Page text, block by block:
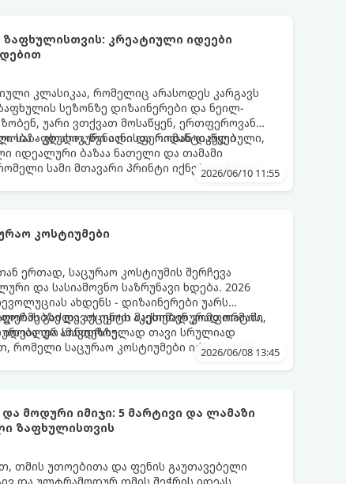
კრეატიული იდეები
კლასიკაა, რომელიც არასოდეს კარგავს
სეზონზე დიზაინერები და ნეილ-
უარი ვთქვათ მოსაწყენ, ერთფეროვან
საზაფხულო, წვნიანი და რომანტიკული
- კლასიკური ალისფერიდან დაწყებული,
იდეალური ბაზაა ნათელი და თამამი
სამი მთავარი პრინტი იქნება ივნისის
2026/06/10 11:55
კოსტიუმები
ერთად, საცურაო კოსტიუმის შერჩევა
და სასიამოვნო საზრუნავი ხდება. 2026
ახდენს - დიზაინერები უარს
და აქცენტს აკეთებენ კომფორტის,
სინთეზზე.
გაძლევთ იყოთ მაქსიმალურად თამამი,
და ამავდროულად თავი სრულიად
საცურაო კოსტიუმები იქნება 2026
2026/06/08 13:45
მოდური იმიჯი: 5 მარტივი და ლამაზი
ზაფხულისთვის
უთოებითა და ფენის გაუთავებელი